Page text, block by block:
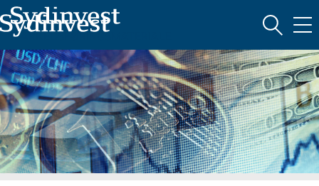
MARKEDSFØRINGSMATERIALE